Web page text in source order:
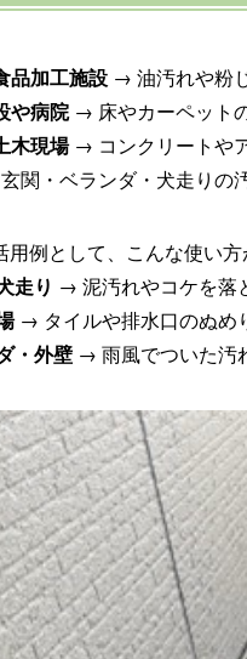
品加工施設 → 油汚れや粉
や病院→ 床やカーペット
木現場→ コンクリートや
関・ベランダ・犬走りの
用例として、こんな使い方
走り → 泥汚れやコケを落
→ タイルや排水口のぬめ
・外壁 → 雨風でついた汚